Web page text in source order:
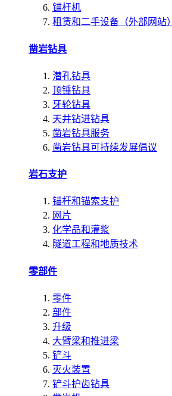
锚杆机
租赁和二手设备（外部网站）
凿岩钻具
潜孔钻具
顶锤钻具
牙轮钻具
天井钻进钻具
凿岩钻具服务
凿岩钻具可持续发展倡议
岩石支护
锚杆和锚索支护
网片
化学品和灌浆
隧道工程和地质技术
零部件
零件
部件
升级
大臂梁和推进梁
铲斗
灭火装置
铲斗护齿钻具